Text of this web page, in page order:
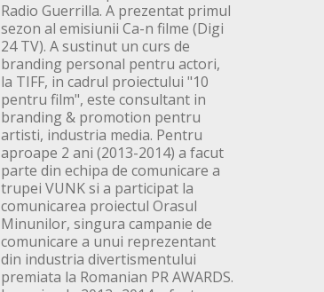
Radio Guerrilla. A prezentat primul
sezon al emisiunii Ca-n filme (Digi
24 TV). A sustinut un curs de
branding personal pentru actori,
la TIFF, in cadrul proiectului "10
pentru film", este consultant in
branding & promotion pentru
artisti, industria media. Pentru
aproape 2 ani (2013-2014) a facut
parte din echipa de comunicare a
trupei VUNK si a participat la
comunicarea proiectul Orasul
Minunilor, singura campanie de
comunicare a unui reprezentant
din industria divertismentului
premiata la Romanian PR AWARDS.